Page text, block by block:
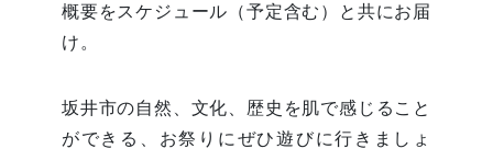
概要をスケジュール（予定含む）と共にお届
け。
坂井市の自然、文化、歴史を肌で感じること
ができる、お祭りにぜひ遊びに行きましょ